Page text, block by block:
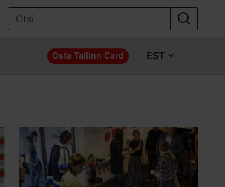
Osta Tallinn Card EST